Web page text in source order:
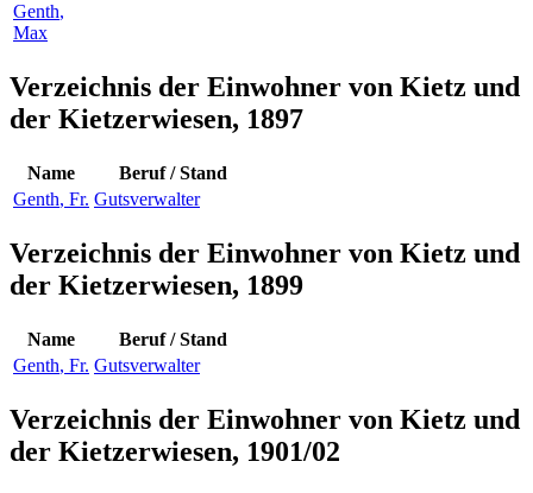
Genth,
Max
Verzeichnis der Einwohner von Kietz und
der Kietzerwiesen, 1897
Name
Beruf / Stand
Genth, Fr. Gutsverwalter
Verzeichnis der Einwohner von Kietz und
der Kietzerwiesen, 1899
Name
Beruf / Stand
Genth, Fr. Gutsverwalter
Verzeichnis der Einwohner von Kietz und
der Kietzerwiesen, 1901/02